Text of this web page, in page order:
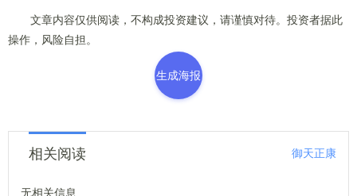
文章内容仅供阅读，不构成投资建议，请谨慎对待。投资者据此
操作，风险自担。
生成海报
相关阅读 御天正康
无相关信息